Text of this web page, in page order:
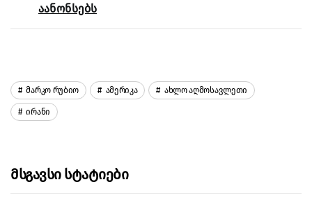
აანონსებს
Მარკო Რუბიო Ამერიკა Ახლო Აღმოსავლეთი
Ირანი
Მსგავსი Სტატიები